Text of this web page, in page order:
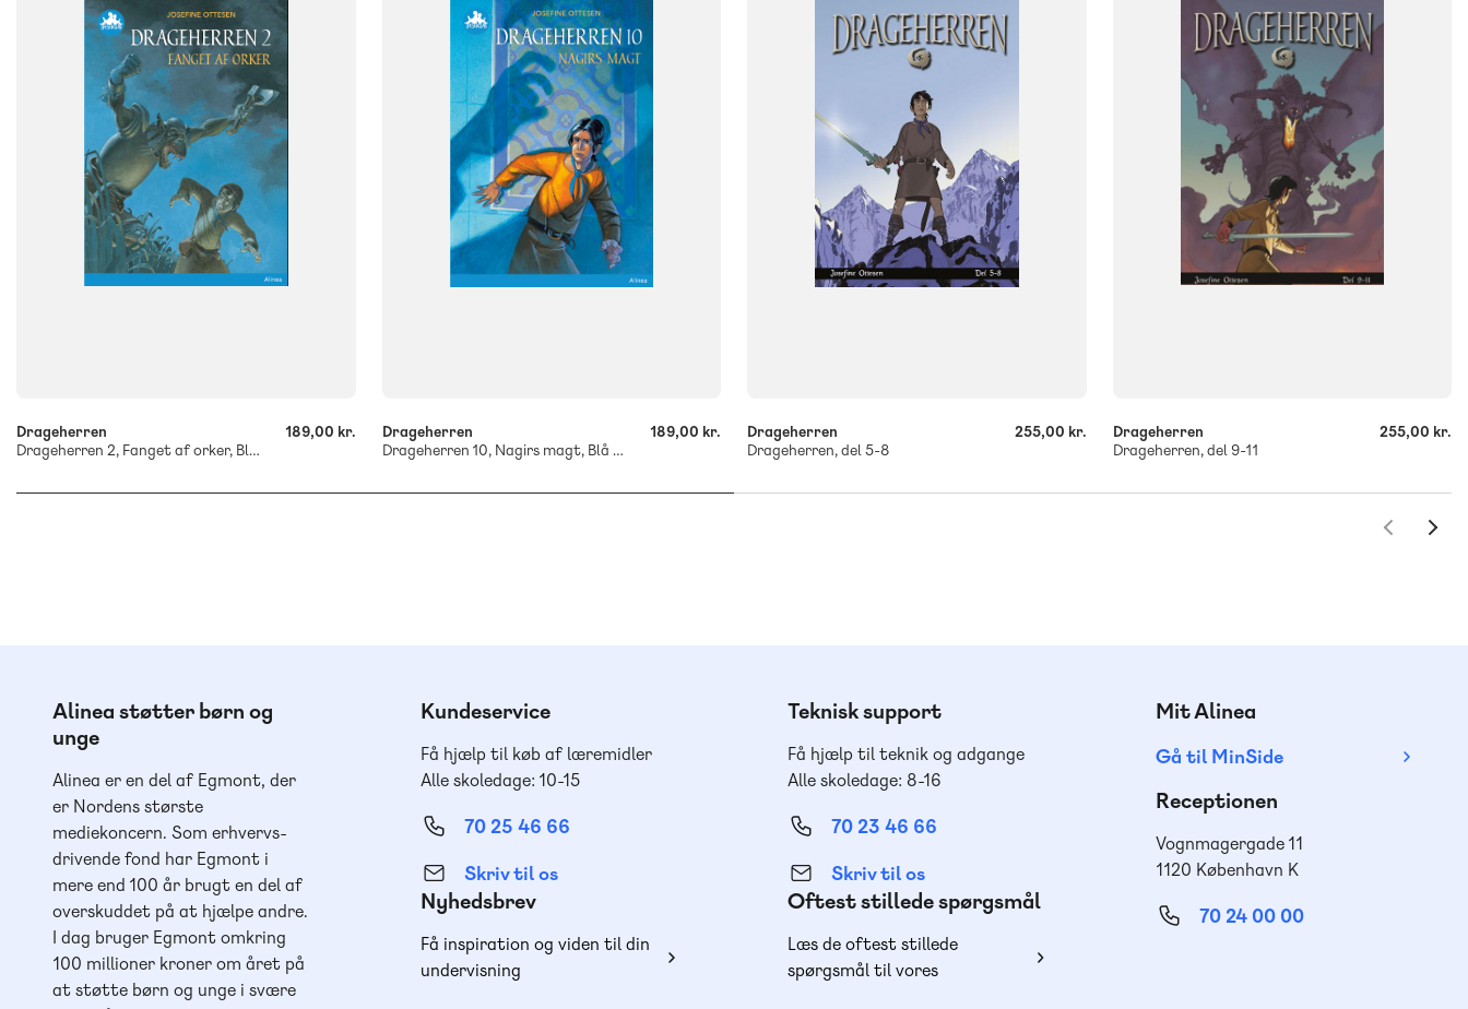
6. klasse
Flergangsbog
9788723540737
Drageherren
Drageherren 2, Fanget af orker, Blå Læseklub
189,00 kr.
6. klasse
FORMAT
Flergangsbog
9788723540836
Drageherren
Drageherren 10, Nagirs magt, Blå Læseklub
189,00 kr.
Flergangsbog
9788773696095
Drageherren
Drageherren, del 5-8
255,00 kr.
Flergangsbog
9788773696101
Drageherren
Drageherren, del 9-11
255,00 kr.
Alinea støtter børn og
unge
Alinea er en del af Egmont, der
er Nordens største
mediekoncern. Som erhvervs-
drivende fond har Egmont i
mere end 100 år brugt en del af
overskuddet på at hjælpe andre.
I dag bruger Egmont omkring
100 millioner kroner om året på
at støtte børn og unge i svære
Kundeservice
Få hjælp til køb af læremidler
Alle skoledage: 10-15
70 25 46 66
Skriv til os
Nyhedsbrev
Få inspiration og viden til din
undervisning
Teknisk support
Få hjælp til teknik og adgange
Alle skoledage: 8-16
70 23 46 66
Skriv til os
Oftest stillede spørgsmål
Læs de oftest stillede
spørgsmål til vores
Mit Alinea
Gå til MinSide
Receptionen
Vognmagergade 11
1120 København K
70 24 00 00